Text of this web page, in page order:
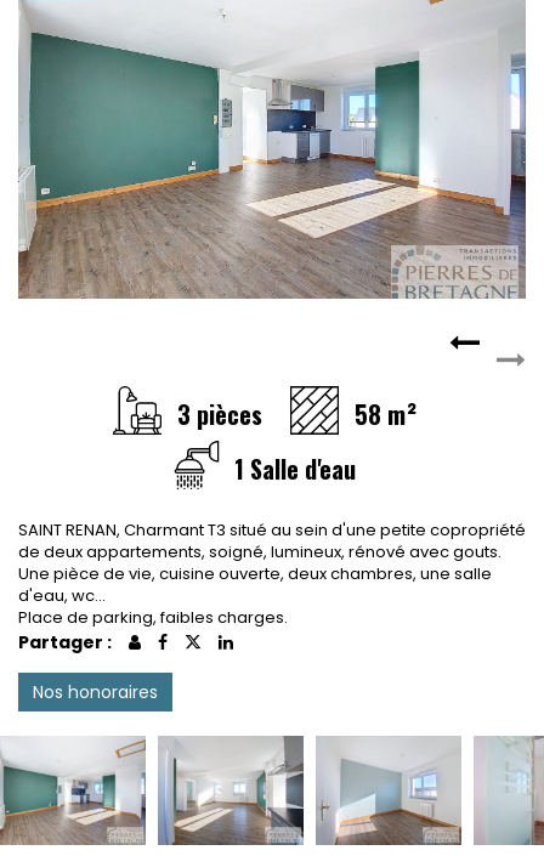
3 pièces
58 m²
1 Salle d'eau
SAINT RENAN, Charmant T3 situé au sein d'une petite copropriété
de deux appartements, soigné, lumineux, rénové avec gouts.
Une pièce de vie, cuisine ouverte, deux chambres, une salle
d'eau, wc...
Place de parking, faibles charges.
Partager :
Nos honoraires